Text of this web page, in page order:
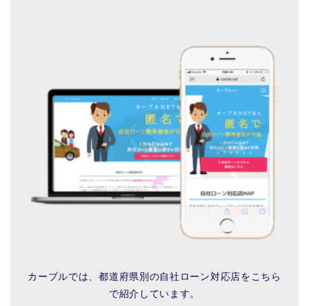
カーブルでは、都道府県別の自社ローン対応店をこちら
で紹介しています。